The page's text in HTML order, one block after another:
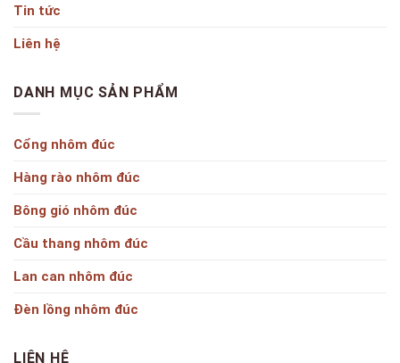
Tin tức
Liên hệ
DANH MỤC SẢN PHẨM
Cổng nhôm đúc
Hàng rào nhôm đúc
Bông gió nhôm đúc
Cầu thang nhôm đúc
Lan can nhôm đúc
Đèn lồng nhôm đúc
LIÊN HỆ